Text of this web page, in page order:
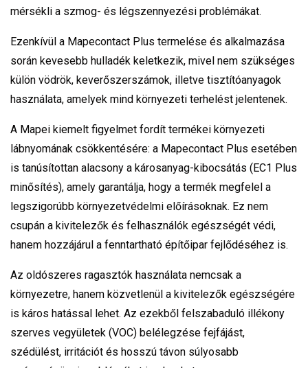
mérsékli a szmog- és légszennyezési problémákat.
Ezenkívül a Mapecontact Plus termelése és alkalmazása
során kevesebb hulladék keletkezik, mivel nem szükséges
külön vödrök, keverőszerszámok, illetve tisztítóanyagok
használata, amelyek mind környezeti terhelést jelentenek.
A Mapei kiemelt figyelmet fordít termékei környezeti
lábnyomának csökkentésére: a Mapecontact Plus esetében
is tanúsítottan alacsony a károsanyag-kibocsátás (EC1 Plus
minősítés), amely garantálja, hogy a termék megfelel a
legszigorúbb környezetvédelmi előírásoknak. Ez nem
csupán a kivitelezők és felhasználók egészségét védi,
hanem hozzájárul a fenntartható építőipar fejlődéséhez is.
Az oldószeres ragasztók használata nemcsak a
környezetre, hanem közvetlenül a kivitelezők egészségére
is káros hatással lehet. Az ezekből felszabaduló illékony
szerves vegyületek (VOC) belélegzése fejfájást,
szédülést, irritációt és hosszú távon súlyosabb